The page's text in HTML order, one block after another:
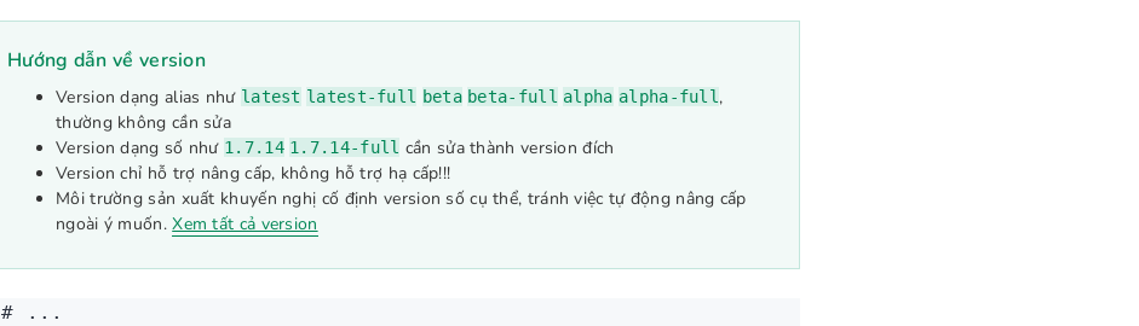
Hướng dẫn về version
Version dạng alias như latest latest-full beta beta-full alpha alpha-full ,
thường không cần sửa
Version dạng số như 1.7.14 1.7.14-full cần sửa thành version đích
Version chỉ hỗ trợ nâng cấp, không hỗ trợ hạ cấp!!!
Môi trường sản xuất khuyến nghị cố định version số cụ thể, tránh việc tự động nâng cấp
ngoài ý muốn.Xem tất cả version
# ...